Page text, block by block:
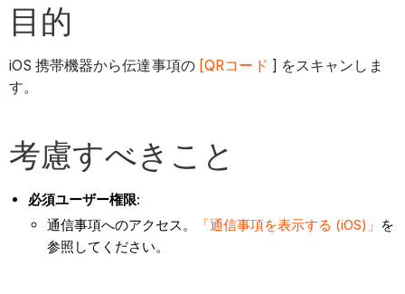
目的
iOS 携帯機器から伝達事項の [QRコード ] をスキャンしま
す。
考慮すべきこと
必須ユーザー権限:
通信事項へのアクセス。
「通信事項を表示する (iOS)」 を
参照してください。